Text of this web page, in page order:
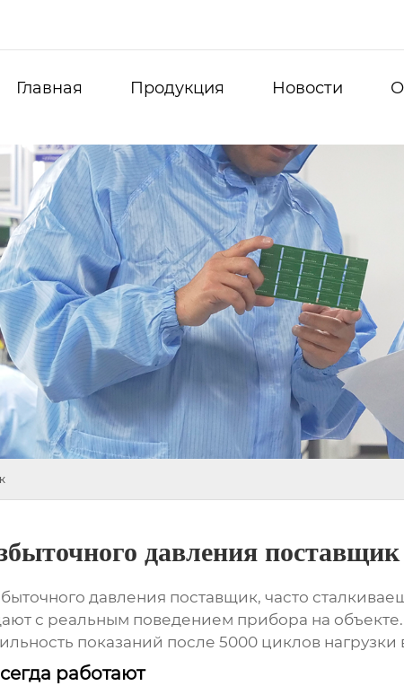
Главная Продукция Новости
давления поставщик
давления поставщик, часто
с реальным поведением прибора на
показаний после 5000 циклов
работают